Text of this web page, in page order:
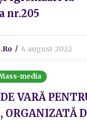
nr.205
4 august 2022
media
VARĂ
ORGANIZATĂ